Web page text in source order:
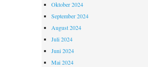
Oktober 2024
September 2024
August 2024
Juli 2024
Juni 2024
Mai 2024